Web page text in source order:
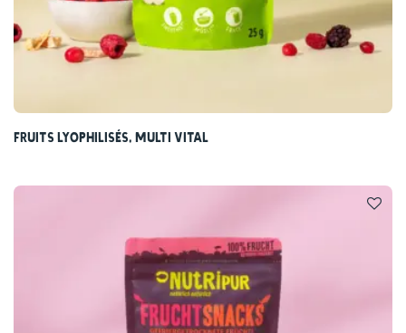
Fruits lyophilisés, Multi Vital